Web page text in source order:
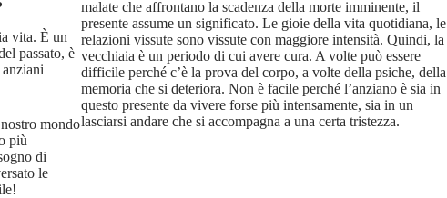
vita. È un
passato, è
mondo
più
di
le
malate che affrontano la scadenza della morte imminente, il
presente assume un significato. Le gioie della vita quotidiana, le
relazioni vissute sono vissute con maggiore intensità. Quindi, la
vecchiaia è un periodo di cui avere cura. A volte può essere
difficile perché c’è la prova del corpo, a volte della psiche, della
memoria che si deteriora. Non è facile perché l’anziano è sia in
questo presente da vivere forse più intensamente, sia in un
lasciarsi andare che si accompagna a una certa tristezza.